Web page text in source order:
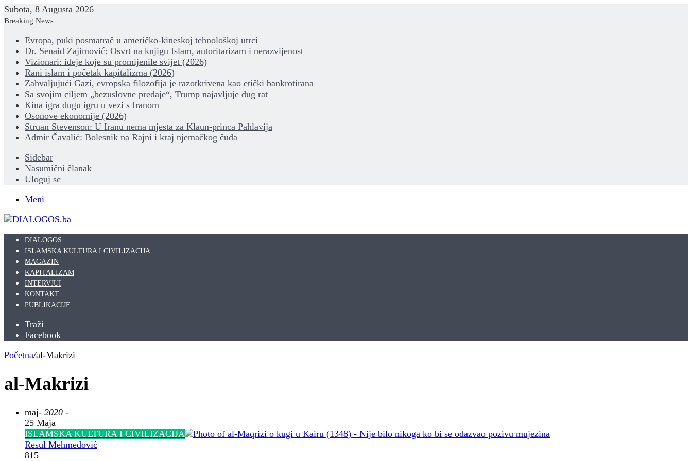
Subota, 8 Augusta 2026
Breaking News
Evropa, puki posmatrač u američko-kineskoj tehnološkoj utrci
Dr. Senaid Zajimović: Osvrt na knjigu Islam, autoritarizam i nerazvijenost
Vizionari: ideje koje su promijenile svijet (2026)
Rani islam i početak kapitalizma (2026)
Zahvaljujući Gazi, evropska filozofija je razotkrivena kao etički bankrotirana
Sa svojim ciljem „bezuslovne predaje“, Trump najavljuje dug rat
Kina igra dugu igru u vezi s Iranom
Osonove ekonomije (2026)
Struan Stevenson: U Iranu nema mjesta za Klaun-princa Pahlavija
Admir Čavalić: Bolesnik na Rajni i kraj njemačkog čuda
Sidebar
Nasumični članak
Uloguj se
Meni
DIALOGOS
ISLAMSKA KULTURA I CIVILIZACIJA
MAGAZIN
KAPITALIZAM
INTERVJUI
KONTAKT
PUBLIKACIJE
Traži
Facebook
Početna/al-Makrizi
al-Makrizi
maj- 2020 -
25 Maja
ISLAMSKA KULTURA I CIVILIZACIJA
Resul Mehmedović
815